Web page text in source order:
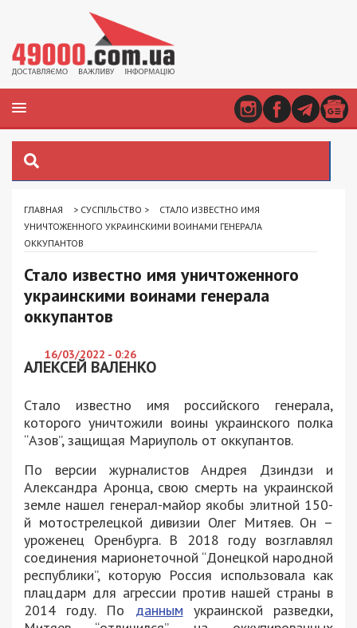
ГЛАВНАЯ > СУСПІЛЬСТВО >
СТАЛО ИЗВЕСТНО ИМЯ
УНИЧТОЖЕННОГО УКРАИНСКИМИ ВОИНАМИ ГЕНЕРАЛА
ОККУПАНТОВ
Стало известно имя уничтоженного
украинскими воинами генерала
оккупантов
16/03/2022 - 0:26
АЛЕКСЕЙ ВАЛЕНКО
Стало известно имя российского генерала,
которого уничтожили воины украинского полка
“Азов”, защищая Мариуполь от оккупантов.
По версии журналистов Андрея Дзиндзи и
Александра Аронца, свою смерть на украинской
земле нашел генерал-майор якобы элитной 150-
й мотострелецкой дивизии Олег Митяев. Он –
уроженец Оренбурга. В 2018 году возглавлял
соединения марионеточной “Донецкой народной
республики”, которую Россия использовала как
плацдарм для агрессии против нашей страны в
2014 году. По данным украинской разведки,